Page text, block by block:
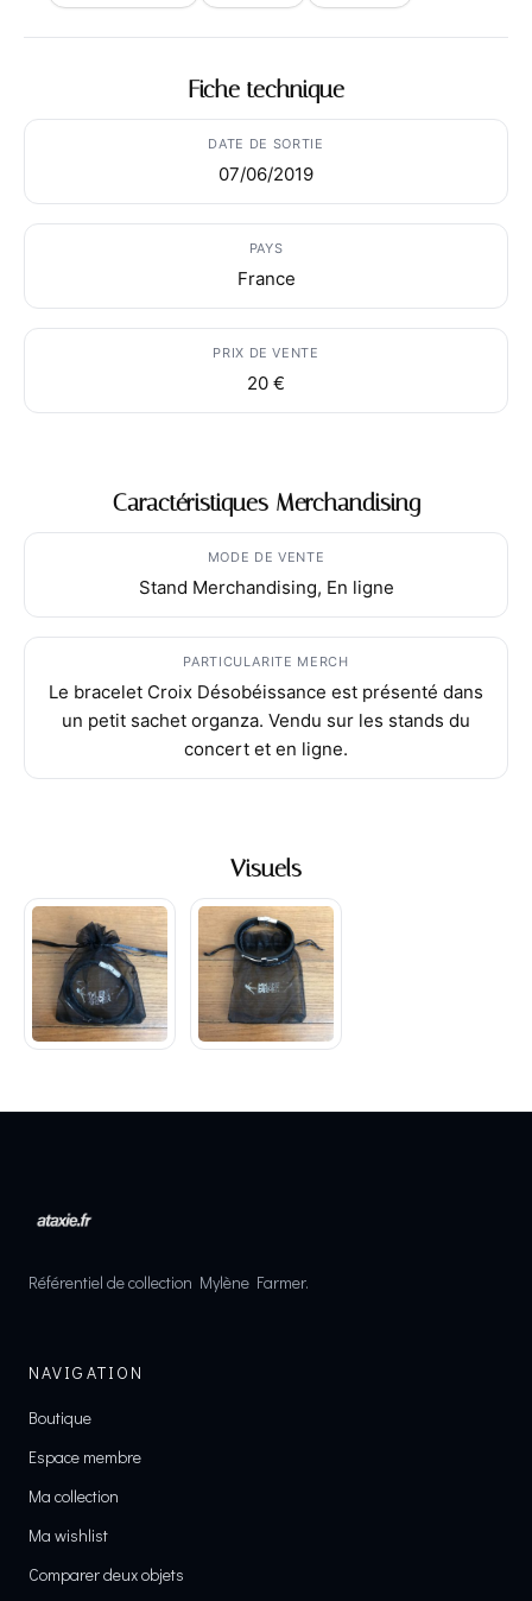
Fiche technique
DATE DE SORTIE
07/06/2019
PAYS
France
PRIX DE VENTE
20 €
Caractéristiques Merchandising
MODE DE VENTE
Stand Merchandising, En ligne
PARTICULARITE MERCH
Le bracelet Croix Désobéissance est présenté dans
un petit sachet organza. Vendu sur les stands du
concert et en ligne.
Visuels
Référentiel de collection Mylène Farmer.
NAVIGATION
Boutique
Espace membre
Ma collection
Ma wishlist
Comparer deux objets